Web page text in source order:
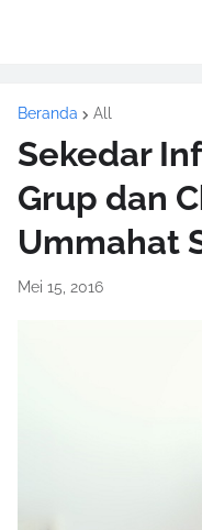
Beranda All
Sekedar
Grup dan
Ummahat
Mei 15, 2016